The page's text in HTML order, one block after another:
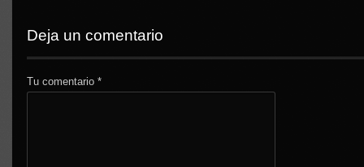
Deja un comentario
Tu comentario*